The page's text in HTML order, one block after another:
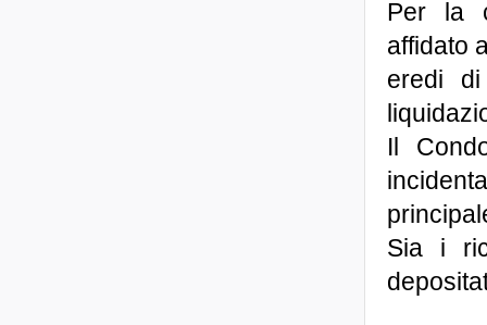
Per la
affidato
eredi
Il
Sia i